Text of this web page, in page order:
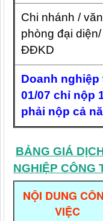
Chi nhánh / văn
phòng đại diện/
ĐĐKD
Doanh
01/07 chỉ nộp
phải nộp cả
BẢNG GIÁ
NGHIỆP CÔNG
NỘI DUNG
VIỆC